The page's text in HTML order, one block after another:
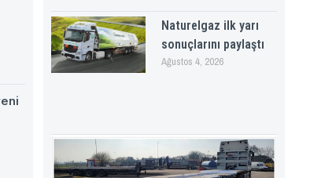
Naturelgaz ilk yarı
sonuçlarını paylaştı
Ağustos 4, 2026